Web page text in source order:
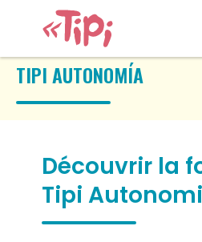
TIPI AUTONOMÍA
Découvrir la
Tipi